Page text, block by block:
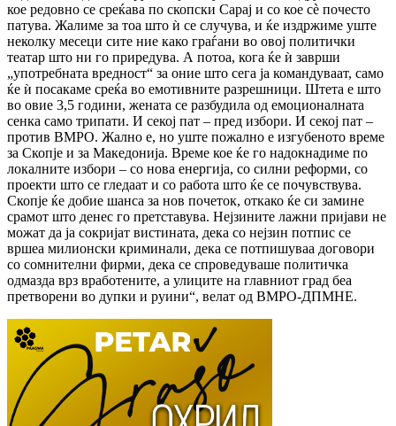
кое редовно се среќава по скопски Сарај и со кое сè почесто
патува. Жалиме за тоа што ѝ се случува, и ќе издржиме уште
неколку месеци сите ние како граѓани во овој политички
театар што ни го приредува. А потоа, кога ќе ѝ заврши
„употребната вредност“ за оние што сега ја командуваат, само
ќе ѝ посакаме среќа во емотивните разрешници. Штета е што
во овие 3,5 години, жената се разбудила од емоционалната
сенка само трипати. И секој пат – пред избори. И секој пат –
против ВМРО. Жално е, но уште пожално е изгубеното време
за Скопје и за Македонија. Време кое ќе го надокнадиме по
локалните избори – со нова енергија, со силни реформи, со
проекти што се гледаат и со работа што ќе се почувствува.
Скопје ќе добие шанса за нов почеток, откако ќе си замине
срамот што денес го претставува. Нејзините лажни пријави не
можат да ја сокријат вистината, дека со нејзин потпис се
вршеа милионски криминали, дека се потпишуваа договори
со сомнителни фирми, дека се спроведуваше политичка
одмазда врз вработените, а улиците на главниот град беа
претворени во дупки и руини“, велат од ВМРО-ДПМНЕ.